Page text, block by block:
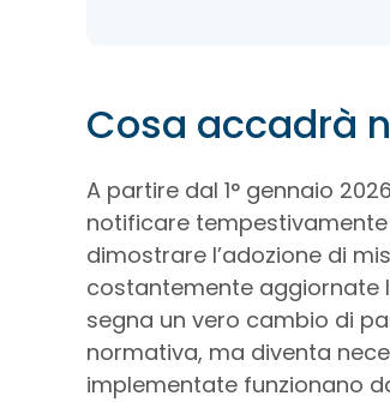
Cosa accadrà
A partire dal 1° gennaio
notificare tempestivamente
dimostrare l’adozione di
costantemente aggiornate
segna un vero cambio di
normativa, ma diventa
implementate funzionano